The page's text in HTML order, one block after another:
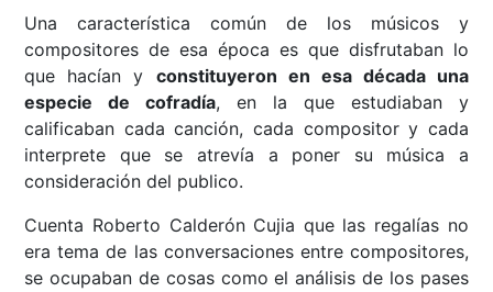
Una característica común de los músicos y
compositores de esa época es que disfrutaban lo
que hacían y constituyeron en esa década una
especie de cofradía, en la que estudiaban y
calificaban cada canción, cada compositor y cada
interprete que se atrevía a poner su música a
consideración del publico.
Cuenta Roberto Calderón Cujia que las regalías no
era tema de las conversaciones entre compositores,
se ocupaban de cosas como el análisis de los pases